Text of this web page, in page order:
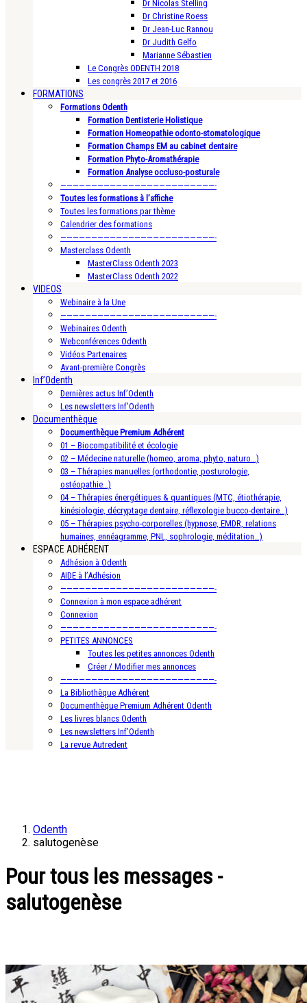
Dr Nicolas Stelling
Dr Christine Roess
Dr Jean-Luc Rannou
Dr Judith Gelfo
Marianne Sébastien
Le Congrès ODENTH 2018
Les congrès 2017 et 2016
FORMATIONS
Formations Odenth
Formation Dentisterie Holistique
Formation Homeopathie odonto-stomatologique
Formation Champs EM au cabinet dentaire
Formation Phyto-Aromathérapie
Formation Analyse occluso-posturale
—————————————————————————-
Toutes les formations à l’affiche
Toutes les formations par thème
Calendrier des formations
—————————————————————————-
Masterclass Odenth
MasterClass Odenth 2023
MasterClass Odenth 2022
VIDEOS
Webinaire à la Une
—————————————————————————-
Webinaires Odenth
Webconférences Odenth
Vidéos Partenaires
Avant-première Congrès
Inf’Odenth
Dernières actus Inf’Odenth
Les newsletters Inf’Odenth
Documenthèque
Documenthèque Premium Adhérent
01 – Biocompatibilité et écologie
02 – Médecine naturelle (homeo, aroma, phyto, naturo…)
03 – Thérapies manuelles (orthodontie, posturologie,
ostéopathie…)
04 – Thérapies énergétiques & quantiques (MTC, étiothérapie,
kinésiologie, décryptage dentaire, réflexologie bucco-dentaire…)
05 – Thérapies psycho-corporelles (hypnose, EMDR, relations
humaines, ennéagramme, PNL, sophrologie, méditation…)
ESPACE ADHÉRENT
Adhésion à Odenth
AIDE à l’Adhésion
—————————————————————————-
Connexion à mon espace adhérent
Connexion
—————————————————————————-
PETITES ANNONCES
Toutes les petites annonces Odenth
Créer / Modifier mes annonces
—————————————————————————-
La Bibliothèque Adhérent
Documenthèque Premium Adhérent Odenth
Les livres blancs Odenth
Les newsletters Inf’Odenth
La revue Autredent
Odenth
salutogenèse
Pour tous les messages -
salutogenèse